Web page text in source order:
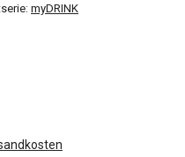
myDRINK